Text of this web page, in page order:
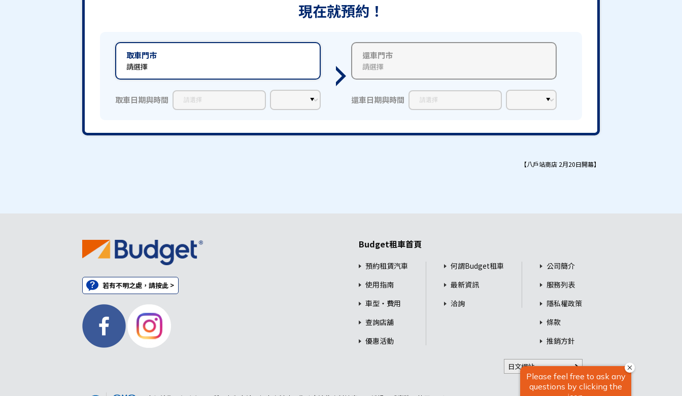
現在就預約！
取車門市
請選擇
還車門市
請選擇
取車日期與時間 還車日期與時間
【八戶站商店 2月20日開幕】
若有不明之處，請按此 >
Budget租車首頁
預約租賃汽車
使用指南
車型・費用
查詢店舖
優惠活動
何謂Budget租車
最新資訊
洽詢
公司簡介
服務列表
隱私權政策
條款
推銷方針
日文網站